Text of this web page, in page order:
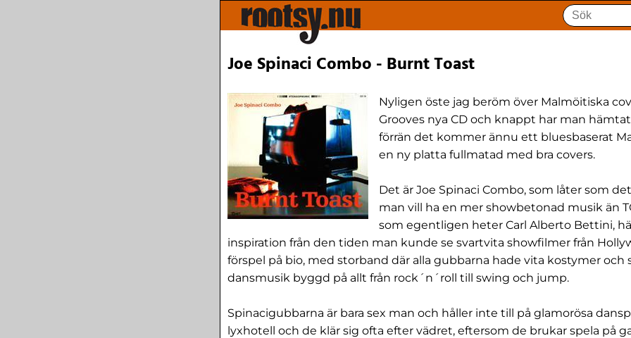
Joe Spinaci Combo - Burnt Toast
Nyligen öste jag beröm över Malmöitiska
Grooves nya CD och knappt har man
förrän det kommer ännu ett bluesbaserat
en ny platta fullmatad med bra covers.
Det är Joe Spinaci Combo, som låter som
man vill ha en mer showbetonad musik än
som egentligen heter Carl Alberto Bettini,
inspiration från den tiden man kunde se svartvita showfilmer från
förspel på bio, med storband där alla gubbarna hade vita kostymer och
dansmusik byggd på allt från rock´n´roll till swing och jump.
Spinacigubbarna är bara sex man och håller inte till på glamorösa
lyxhotell och de klär sig ofta efter vädret, eftersom de brukar spela på